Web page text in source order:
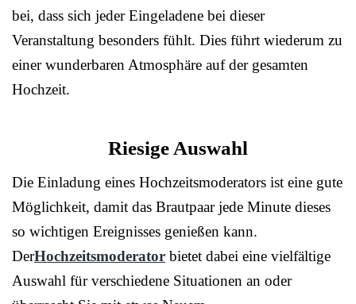
bei, dass sich jeder Eingeladene bei dieser
Veranstaltung besonders fühlt. Dies führt wiederum zu
einer wunderbaren Atmosphäre auf der gesamten
Hochzeit.
Riesige Auswahl
Die Einladung eines Hochzeitsmoderators ist eine gute
Möglichkeit, damit das Brautpaar jede Minute dieses
so wichtigen Ereignisses genießen kann.
DerHochzeitsmoderator bietet dabei eine vielfältige
Auswahl für verschiedene Situationen an oder